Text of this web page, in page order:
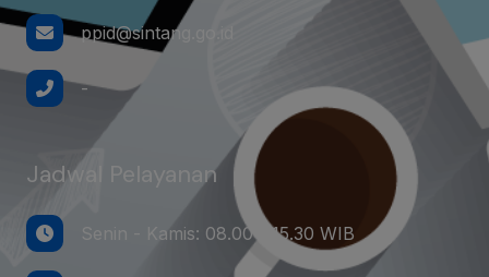
ppid@sintang.go.id
-
Jadwal Pelayanan
Senin - Kamis: 08.00 - 15.30 WIB